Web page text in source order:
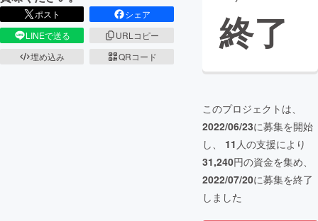
ポスト
シェア
LINEで送る
URLコピー
埋め込み
QRコード
終了
このプロジェクトは、
2022/06/23に募集を開始
し、 11 人の支援により
31,240円の資金を集め、
2022/07/20に募集を終了
しました